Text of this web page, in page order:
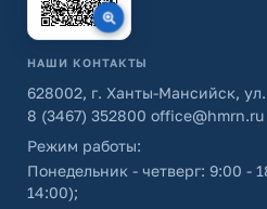
НАШИ КОНТАКТЫ
628002, г. Ханты-Мансийск,
8 (3467) 352800 office@hmrn.ru
Режим работы:
Понедельник - четверг: 9:00 -
14:00);